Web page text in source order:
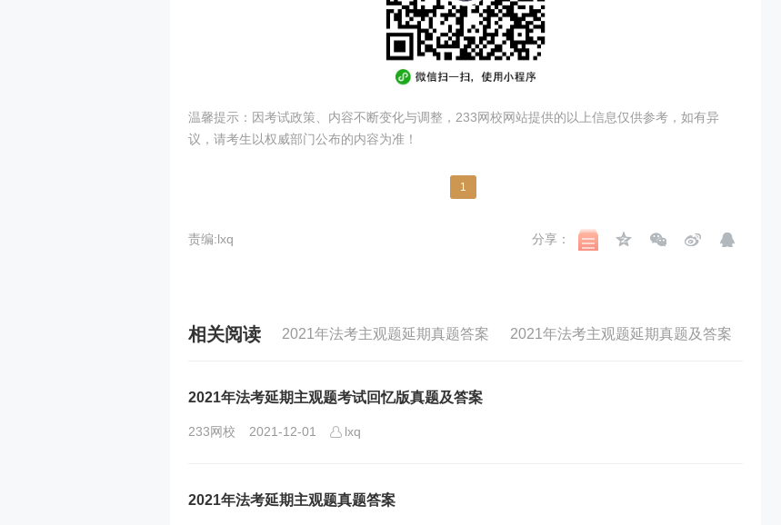
温馨提示：因考试政策、内容不断变化与调整，233网校网站提供的以上信息仅供参考，如有异
议，请考生以权威部门公布的内容为准！
1
责编:lxq 分享：
相关阅读 2021年法考主观题延期真题答案 2021年法考主观题延期真题及答案
2021年法考延期主观题考试回忆版真题及答案
233网校 2021-12-01 lxq
2021年法考延期主观题真题答案